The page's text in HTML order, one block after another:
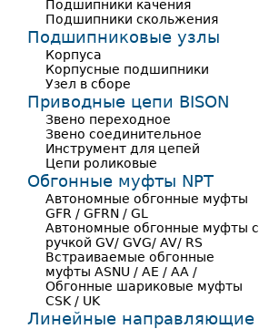
Подшипники качения
Подшипники скольжения
Подшипниковые узлы
Корпуса
Корпусные подшипники
Узел в сборе
Приводные цепи BISON
Звено переходное
Звено соединительное
Инструмент для цепей
Цепи роликовые
Обгонные муфты NPT
Автономные обгонные муфты
GFR / GFRN / GL
Автономные обгонные муфты с
ручкой GV/ GVG/ AV/ RS
Встраиваемые обгонные
муфты ASNU / AE / AA /
Обгонные шариковые муфты
CSK / UK
Линейные направляющие